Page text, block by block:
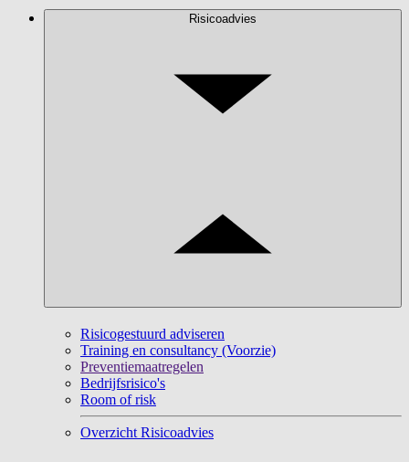
Risicoadvies
Risicogestuurd adviseren
Training en consultancy (Voorzie)
Preventiemaatregelen
Bedrijfsrisico's
Room of risk
Overzicht Risicoadvies